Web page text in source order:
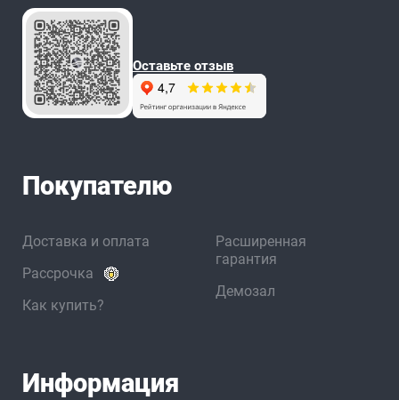
Оставьте отзыв
Покупателю
Доставка и оплата
Рассрочка
Как купить?
Расширенная
гарантия
Демозал
Информация